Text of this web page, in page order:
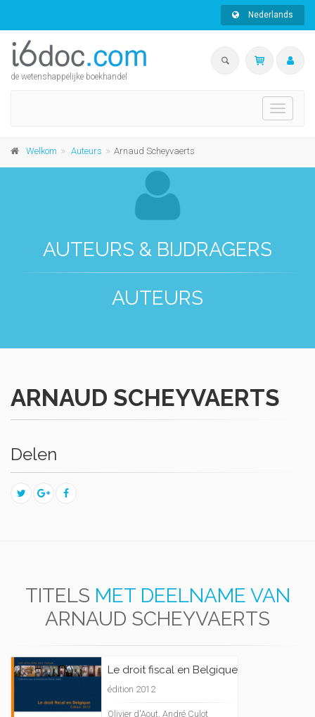
Nederlands
de wetenshappelijke boekhandel
Toggle
Welkom Auteurs Arnaud Scheyvaerts
AUTEURS & BIJDRAGERS
AUTEURS
ARNAUD SCHEYVAERTS
Delen
TITELS MET DEELNAME VAN
ARNAUD SCHEYVAERTS
Le droit fiscal en Belgique
édition 2012
Olivier d'Aout, André Culot